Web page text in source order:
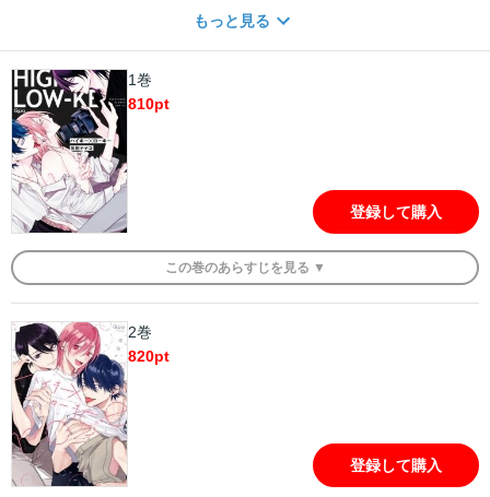
央。 写真に見惚れていると、突然「君を撮らせてほしい」と声をか
――。 「いい子に出来たらケイに会わせてあげる」そんな言葉をか
けられわけも分からずただ気持ちよさに夢中だった真央だが、 後
日、真央の目の前にはケイが、しかもMelに撮られながらケイとセ
ックスすることになり――・・！？！？ ★単行本カバー下画像収録
★ 【電子限定で描き下ろしの４ページ漫画が収録されています。】
もっと見る
1巻
810pt
登録して購入
この巻のあらすじを 見る ▼
2巻
820pt
登録して購入